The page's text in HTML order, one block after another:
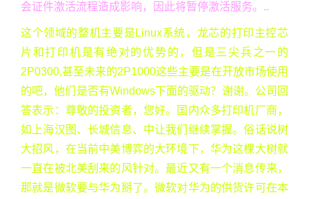
会证件激活流程造成影响，因此将暂停激活服务。..
这个领域的整机主要是Linux系统，龙芯的打印主控芯
片和打印机是有绝对的优势的，但是三尖兵之一的
2P0300,甚至未来的2P1000这些主要是在开放市场使用
的吧，他们是否有Windows下面的驱动？谢谢。公司回
答表示：尊敬的投资者，您好。国内众多打印机厂商，
如上海汉图、长城信息、中让我们继续掌握。俗话说树
大招风，在当前中美博弈的大环境下，华为这棵大树就
一直在被北美刮来的风针对。最近又有一个消息传来，
那就是微软要与华为掰了。微软对华为的供货许可在本